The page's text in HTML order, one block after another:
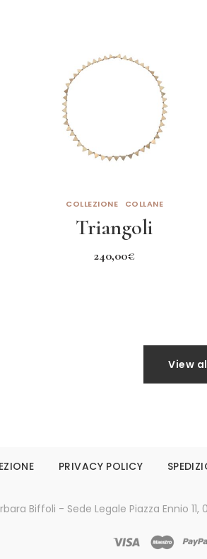
COLLEZIONE COLLANE
Triangoli
240,00€
View
PRIVACY POLICY
Biffoli - Sede Legale Piazza Ennio